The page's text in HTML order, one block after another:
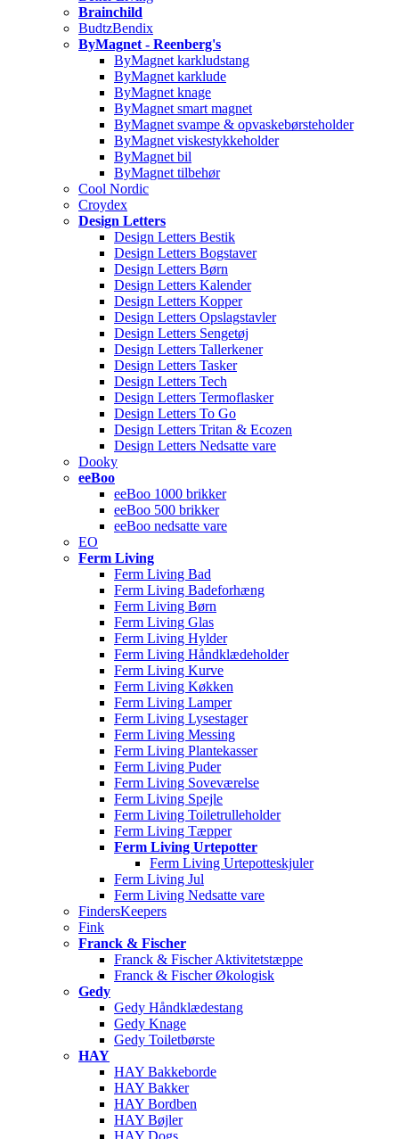
Brainchild
BudtzBendix
ByMagnet - Reenberg's
ByMagnet karkludstang
ByMagnet karklude
ByMagnet knage
ByMagnet smart magnet
ByMagnet svampe & opvaskebørsteholder
ByMagnet viskestykkeholder
ByMagnet bil
ByMagnet tilbehør
Cool Nordic
Croydex
Design Letters
Design Letters Bestik
Design Letters Bogstaver
Design Letters Børn
Design Letters Kalender
Design Letters Kopper
Design Letters Opslagstavler
Design Letters Sengetøj
Design Letters Tallerkener
Design Letters Tasker
Design Letters Tech
Design Letters Termoflasker
Design Letters To Go
Design Letters Tritan & Ecozen
Design Letters Nedsatte vare
Dooky
eeBoo
eeBoo 1000 brikker
eeBoo 500 brikker
eeBoo nedsatte vare
EO
Ferm Living
Ferm Living Bad
Ferm Living Badeforhæng
Ferm Living Børn
Ferm Living Glas
Ferm Living Hylder
Ferm Living Håndklædeholder
Ferm Living Kurve
Ferm Living Køkken
Ferm Living Lamper
Ferm Living Lysestager
Ferm Living Messing
Ferm Living Plantekasser
Ferm Living Puder
Ferm Living Soveværelse
Ferm Living Spejle
Ferm Living Toiletrulleholder
Ferm Living Tæpper
Ferm Living Urtepotter
Ferm Living Urtepotteskjuler
Ferm Living Jul
Ferm Living Nedsatte vare
FindersKeepers
Fink
Franck & Fischer
Franck & Fischer Aktivitetstæppe
Franck & Fischer Økologisk
Gedy
Gedy Håndklædestang
Gedy Knage
Gedy Toiletbørste
HAY
HAY Bakkeborde
HAY Bakker
HAY Bordben
HAY Bøjler
HAY Dogs